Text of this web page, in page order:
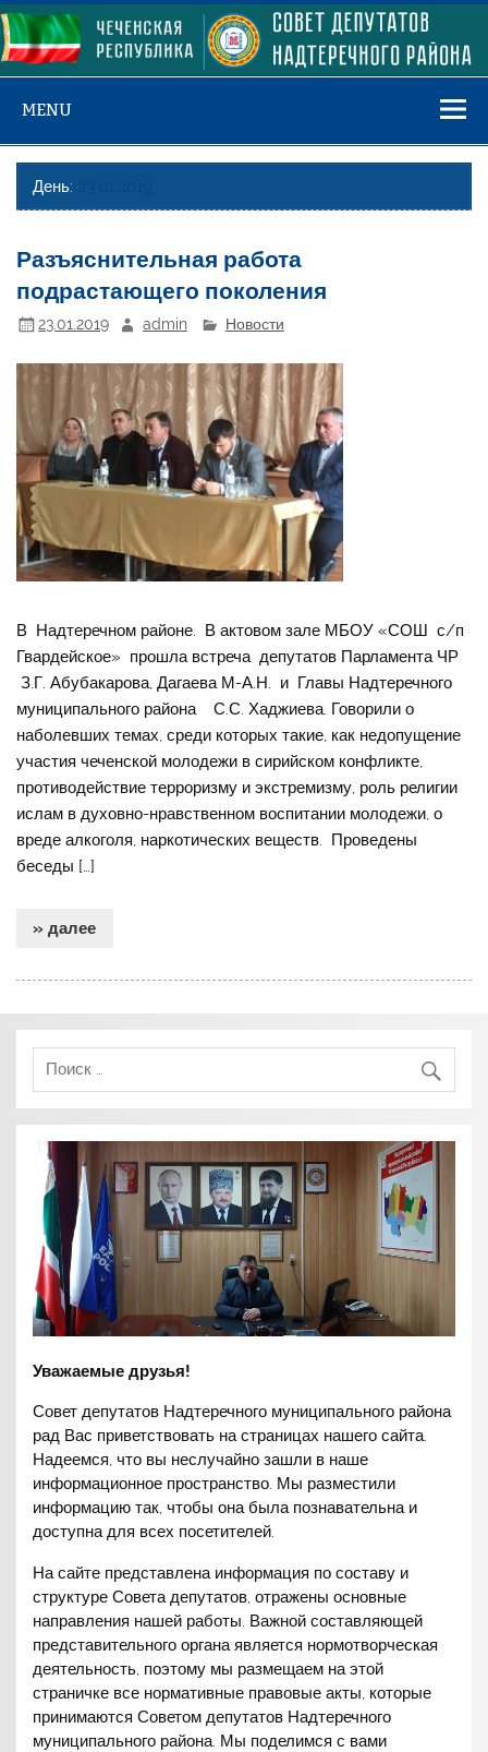
Skip
to
content
MENU
День:
Разъяснительная работа
подрастающего поколения
23.01.2019 admin Новости
В Надтеречном районе. В актовом зале МБОУ «СОШ с/п
Гвардейское» прошла встреча депутатов Парламента ЧР
З.Г. Абубакарова, Дагаева М-А.Н. и Главы Надтеречного
муниципального района С.С. Хаджиева. Говорили о
наболевших темах, среди которых такие, как недопущение
участия чеченской молодежи в сирийском конфликте,
противодействие терроризму и экстремизму, роль религии
ислам в духовно-нравственном воспитании молодежи, о
вреде алкоголя, наркотических веществ. Проведены
беседы […]
» далее
Уважаемые друзья!
Совет депутатов Надтеречного муниципального района
рад Вас приветствовать на страницах нашего сайта.
Надеемся, что вы неслучайно зашли в наше
информационное пространство. Мы разместили
информацию так, чтобы она была познавательна и
доступна для всех посетителей.
На сайте представлена информация по составу и
структуре Совета депутатов, отражены основные
направления нашей работы. Важной составляющей
представительного органа является нормотворческая
деятельность, поэтому мы размещаем на этой
страничке все нормативные правовые акты, которые
принимаются Советом депутатов Надтеречного
муниципального района. Мы поделимся с вами